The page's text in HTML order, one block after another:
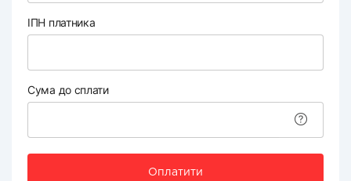
ІПН платника
Сума до сплати
Оплатити